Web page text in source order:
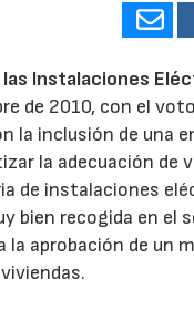
las Instalaciones
de 2010, con el
inclusión de una
la adecuación de
de instalaciones
bien recogida en el
aprobación de un